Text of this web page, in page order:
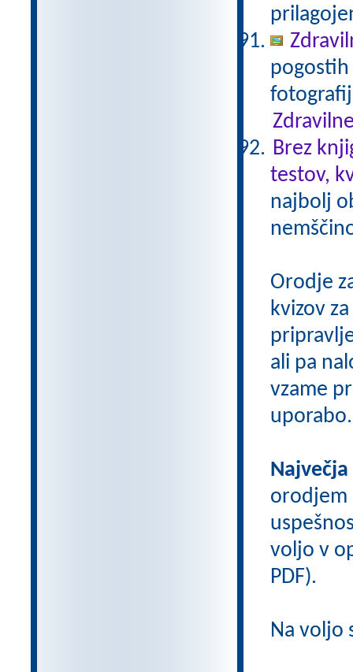
pogostih
Brez
testov,
najbolj
Orodje
kvizov za
ali pa
vzame
uporabo.
orodjem
voljo v
PDF).
Na voljo